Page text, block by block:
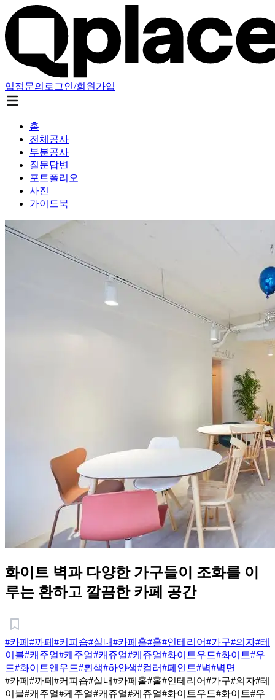
입점문의 로그인/회원가입
홈
전체공사
부분공사
질문답변
포트폴리오
사진
가이드북
화이트 벽과 다양한 가구들이 조화를 이
루는 환하고 깔끔한 카페 공간
#카페 #까페 #커피숍#실내#카페홀#홀#인테리어#가구#의자#테
이블#캐주얼#케주얼#캐쥬얼#케쥬얼#화이트우드#화이트#우
드#화이트앤우드#흰색#하얀색#컬러#페인트#벽#벽면
#카페 #까페 #커피숍#실내#카페홀#홀#인테리어#가구#의자#테
이블#캐주얼#케주얼#캐쥬얼#케쥬얼#화이트우드#화이트#우